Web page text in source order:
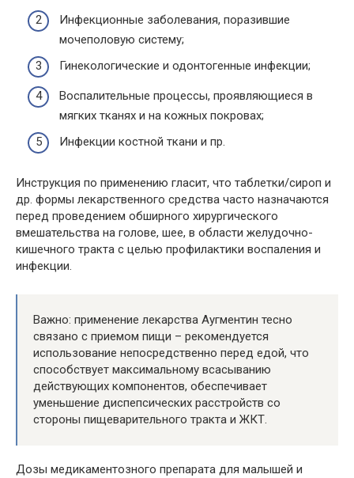
Инфекционные заболевания, поразившие
мочеполовую систему;
Гинекологические и одонтогенные инфекции;
Воспалительные процессы, проявляющиеся в
мягких тканях и на кожных покровах;
Инфекции костной ткани и пр.
Инструкция по применению гласит, что таблетки/сироп и
др. формы лекарственного средства часто назначаются
перед проведением обширного хирургического
вмешательства на голове, шее, в области желудочно-
кишечного тракта с целью профилактики воспаления и
инфекции.
Важно: применение лекарства Аугментин тесно
связано с приемом пищи – рекомендуется
использование непосредственно перед едой, что
способствует максимальному всасыванию
действующих компонентов, обеспечивает
уменьшение диспепсических расстройств со
стороны пищеварительного тракта и ЖКТ.
Дозы медикаментозного препарата для малышей и